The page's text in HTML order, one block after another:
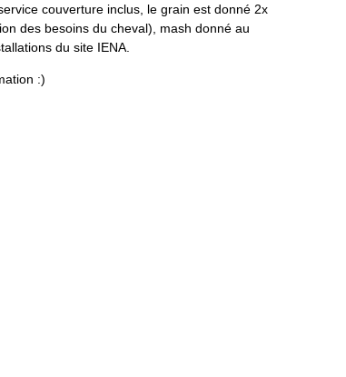
couverture inclus, le grain est donné 2x
des besoins du cheval), mash donné au
du site IENA.
:)